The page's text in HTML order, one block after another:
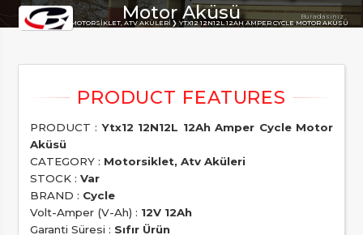
Buradasınız :
YTX12 12N12L 12AH AMPER CYCLE MOTOR AKÜSÜ
MOTORSIKLET, ATV AKÜLERI
ANA SAYFA
Motor Aküsü
PRODUCT :Ytx12 12N12L 12Ah Amper Cycle Motor
Aküsü
CATEGORY : Motorsiklet, Atv Aküleri
STOCK : Var
BRAND : Cycle
Volt-Amper (V-Ah) : 12V 12Ah
Garanti Süresi : Sıfır Ürün